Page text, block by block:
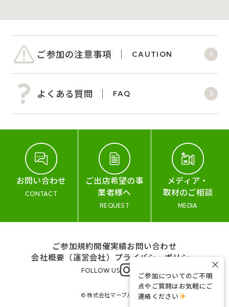
ご参加の注意事項 CAUTION
よくある質問 FAQ
お問い合わせ
CONTACT
ご出店希望の事
業者様へ
REQUEST
メディア・
取材のご相談
MEDIA
ご参加規約開催実績お問い合わせ
会社概要（運営会社） プライバシーポリシー
FOLLOW US
© 株式会社マーブル&コー
ご参加についてのご不明
点やご質問はお気軽にご
連絡ください
×